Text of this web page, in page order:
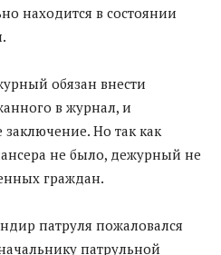
находится в состоянии
обязан внести
в журнал, и
Но так как
не было, дежурный не
граждан.
патруля пожаловался
патрульной